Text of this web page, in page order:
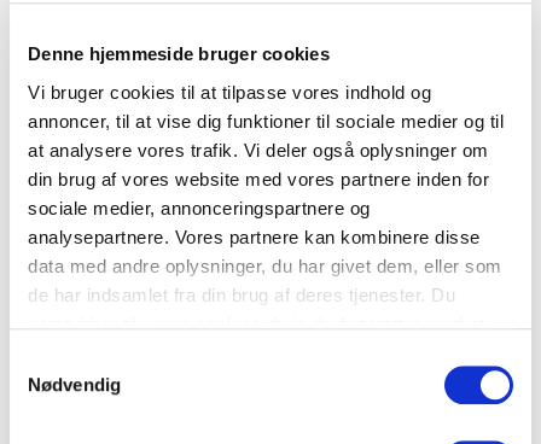
Denne hjemmeside bruger cookies
Vi bruger cookies til at tilpasse vores indhold og
annoncer, til at vise dig funktioner til sociale medier og til
at analysere vores trafik. Vi deler også oplysninger om
din brug af vores website med vores partnere inden for
sociale medier, annonceringspartnere og
analysepartnere. Vores partnere kan kombinere disse
data med andre oplysninger, du har givet dem, eller som
de har indsamlet fra din brug af deres tjenester. Du
Nødvendig